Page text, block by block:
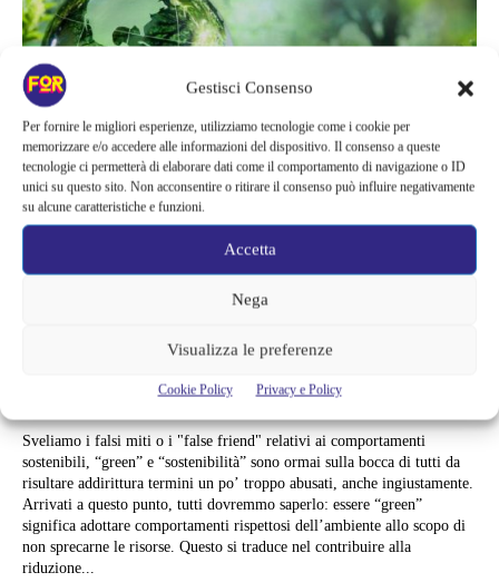
Gestisci Consenso
Per fornire le migliori esperienze, utilizziamo tecnologie come i cookie per
memorizzare e/o accedere alle informazioni del dispositivo. Il consenso a queste
tecnologie ci permetterà di elaborare dati come il comportamento di navigazione o ID
unici su questo sito. Non acconsentire o ritirare il consenso può influire negativamente
su alcune caratteristiche e funzioni.
Accetta
Nega
Visualizza le preferenze
Cookie Policy Privacy e Policy
AI COMPORTAMENTI
SOSTENIBILI
Sveliamo i falsi miti o i "false friend" relativi ai comportamenti
sostenibili, “green” e “sostenibilità” sono ormai sulla bocca di tutti da
risultare addirittura termini un po’ troppo abusati, anche ingiustamente.
Arrivati a questo punto, tutti dovremmo saperlo: essere “green”
significa adottare comportamenti rispettosi dell’ambiente allo scopo di
non sprecarne le risorse. Questo si traduce nel contribuire alla
riduzione...